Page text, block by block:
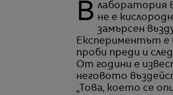
В лаборатория в Манчестър група хора си слагат маски и започват да дишат. Това не е
замърсен
Експериментът е
проби преди и
От години е
неговото
„Това, което се